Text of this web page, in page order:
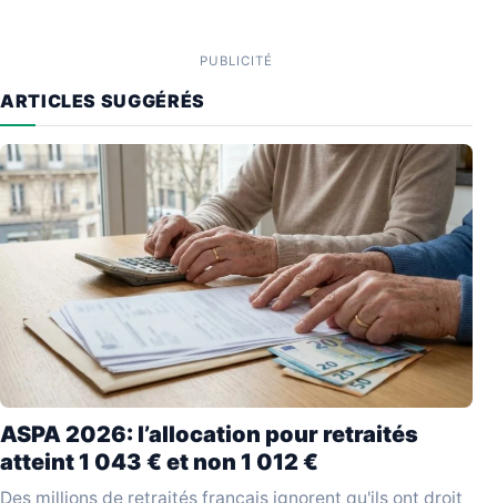
PUBLICITÉ
ARTICLES SUGGÉRÉS
ASPA 2026: l’allocation pour retraités
atteint 1 043 € et non 1 012 €
Des millions de retraités français ignorent qu'ils ont droit